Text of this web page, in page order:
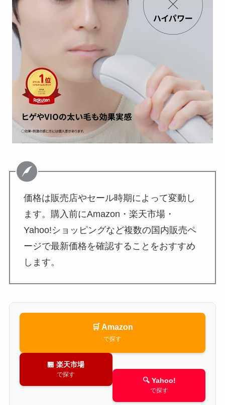
価格は販売店やセール時期によって変動し
ます。購入前にAmazon・楽天市場・
Yahoo!ショッピングなど複数の国内販売ペ
ージで最新価格を確認することをおすすめ
します。
🛒 Amazon
で探す
🏪 楽天市場
で探す
🔍 Yahoo!
で探す